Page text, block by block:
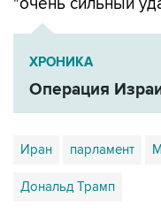
"очень сильный
ХРОНИКА
Операция
Иран парламент
Дональд Трамп